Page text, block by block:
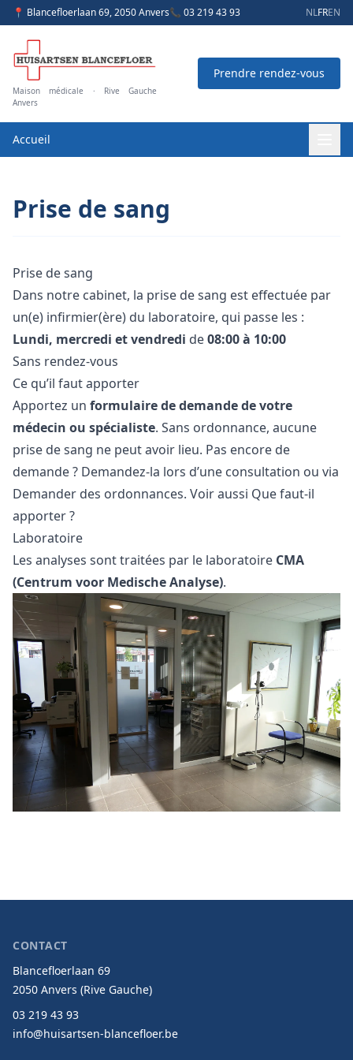
📍 Blancefloerlaan 69, 2050 Anvers📞 03 219 43 93 NLFREN
Maison médicale · Rive Gauche
Anvers
Prendre rendez-vous
Accueil
Prise de sang
Prise de sang
Dans notre cabinet, la prise de sang est effectuée par
un(e) infirmier(ère) du laboratoire, qui passe les :
Lundi, mercredi et vendredi de08:00 à 10:00
Sans rendez-vous
Ce qu’il faut apporter
Apportez un formulaire de demande de votre
médecin ou spécialiste. Sans ordonnance, aucune
prise de sang ne peut avoir lieu. Pas encore de
demande ? Demandez-la lors d’une consultation ou via
Demander des ordonnances. Voir aussi Que faut-il
apporter ?
Laboratoire
Les analyses sont traitées par le laboratoire CMA
(Centrum voor Medische Analyse).
CONTACT
Blancefloerlaan 69
2050 Anvers (Rive Gauche)
03 219 43 93
info@huisartsen-blancefloer.be